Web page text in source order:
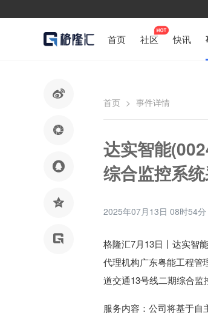
首页 社区 快讯





首页 > 事件详情
达实智能
综合监控系
2025年07月13日 08时54分
格隆汇7月13日丨达实智
代理机构广东粤能工程管
道交通13号线二期综合监
服务内容：公司将基于